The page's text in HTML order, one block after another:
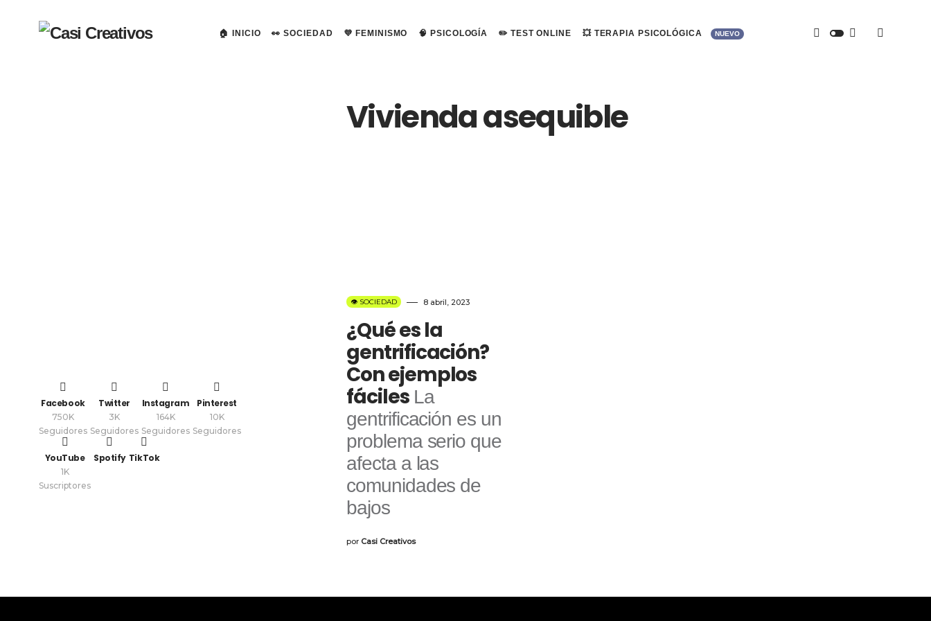
🏠 INICIO 👀 SOCIEDAD 💜 FEMINISMO 🧠 PSICOLOGÍA ✏️ TEST ONLINE 💥 TERAPIA PSICOLÓGICA NUEVO
Vivienda asequible
👁️ SOCIEDAD 8 abril, 2023
¿Qué es la
gentrificación?
Con ejemplos
fáciles La
gentrificación es un
problema serio que
afecta a las
comunidades de
bajos
por Casi Creativos
Facebook
750K
Seguidores
Twitter
3K
Seguidores
Instagram
164K
Seguidores
Pinterest
10K
Seguidores
YouTube
1K
Suscriptores
Spotify TikTok